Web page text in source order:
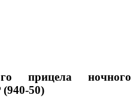
прицела ночного
50)